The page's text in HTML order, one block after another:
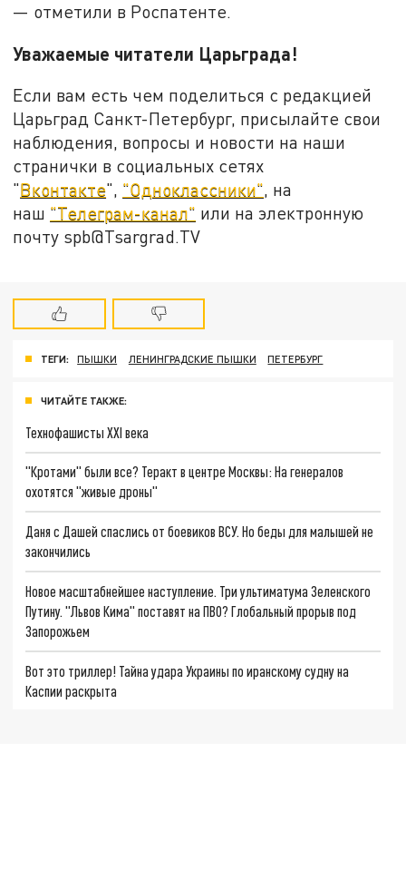
— отметили в Роспатенте.
Уважаемые читатели Царьграда!
Если вам есть чем поделиться с редакцией
Царьград Санкт-Петербург, присылайте свои
наблюдения, вопросы и новости на наши
странички в социальных сетях
"Вконтакте", "Одноклассники", на
наш "Телеграм-канал" или на электронную
почту spb@Tsargrad.TV
ТЕГИ: ПЫШКИ ЛЕНИНГРАДСКИЕ ПЫШКИ ПЕТЕРБУРГ
ЧИТАЙТЕ ТАКЖЕ:
Технофашисты XXI века
"Кротами" были все? Теракт в центре Москвы: На генералов
охотятся "живые дроны"
Даня с Дашей спаслись от боевиков ВСУ. Но беды для малышей не
закончились
Новое масштабнейшее наступление. Три ультиматума Зеленского
Путину. "Львов Кима" поставят на ПВО? Глобальный прорыв под
Запорожьем
Вот это триллер! Тайна удара Украины по иранскому судну на
Каспии раскрыта